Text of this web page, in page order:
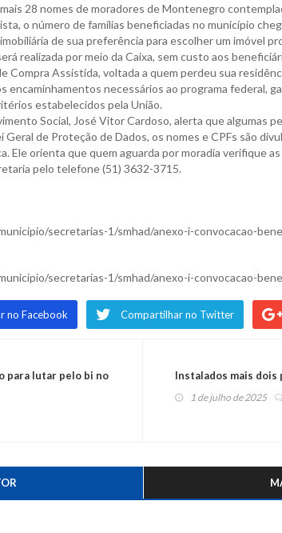
28 nomes de moradores de Montenegro
o número de famílias beneficiadas no município
de sua preferência para escolher um imóvel
realizada por meio da Caixa, sem custo aos
Compra Assistida, voltada a quem perdeu sua
encaminhamentos necessários ao programa federal,
estabelecidos pela União.
Social, José Vitor Cardoso, alerta que algumas
Geral de Proteção de Dados, os nomes e CPFs são
Ele orienta que quem aguarda por moradia verifique
pelo telefone (51) 3632-3715.
secretarias-1/smhad/anexo-i-convocacao-
secretarias-1/smhad/anexo-i-convocacao-
no Facebook Compartilhar no Twitter
para lutar pelo bi no
Instalados mais
1 de julho de 2025